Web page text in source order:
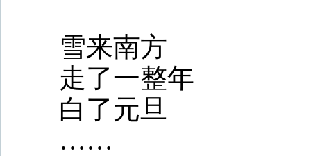
雪来南方
走了一整年
白了元旦
……